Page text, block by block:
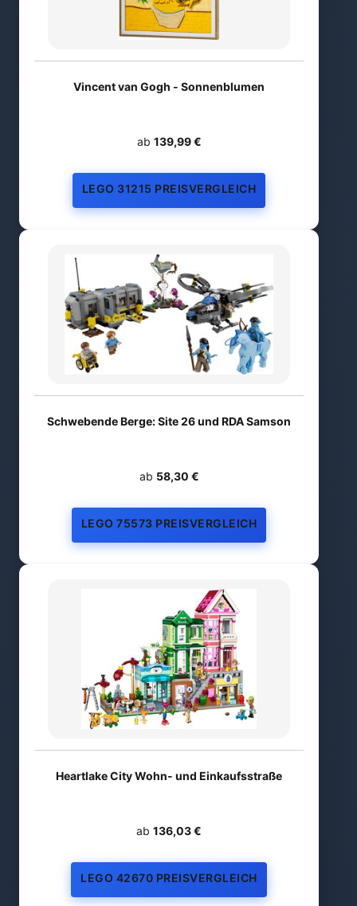
Vincent van Gogh - Sonnenblumen
ab 139,99 €
LEGO 31215 PREISVERGLEICH
Schwebende Berge: Site 26 und RDA Samson
ab 58,30 €
LEGO 75573 PREISVERGLEICH
Heartlake City Wohn- und Einkaufsstraße
ab 136,03 €
LEGO 42670 PREISVERGLEICH